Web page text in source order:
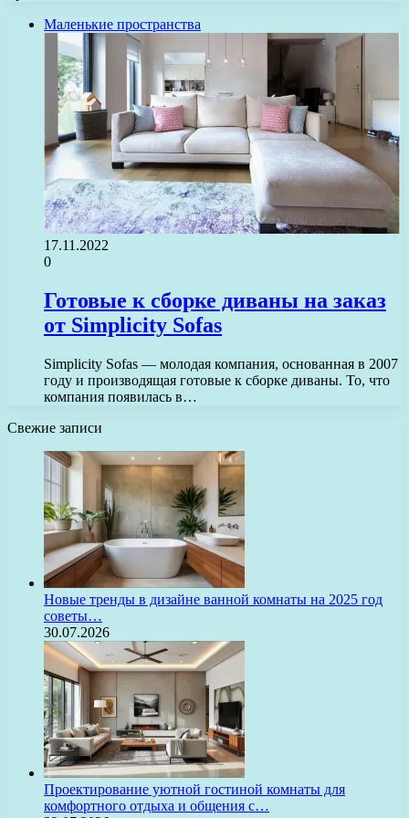
Маленькие пространства
17.11.2022
0
Готовые к сборке диваны на заказ
от Simplicity Sofas
Simplicity Sofas — молодая компания, основанная в 2007
году и производящая готовые к сборке диваны. То, что
компания появилась в…
Свежие записи
Новые тренды в дизайне ванной комнаты на 2025 год
советы…
30.07.2026
Проектирование уютной гостиной комнаты для
комфортного отдыха и общения с…